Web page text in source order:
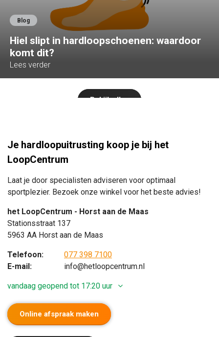
Blog
Hiel slipt in hardloopschoenen: waardoor
komt dit?
Lees verder
Bekijk alles
Je hardloopuitrusting koop je bij het
LoopCentrum
Laat je door specialisten adviseren voor optimaal
sportplezier. Bezoek onze winkel voor het beste advies!
het LoopCentrum - Horst aan de Maas
Stationsstraat 137
5963 AA Horst aan de Maas
Telefoon:
077 398 7100
E-mail:
info@hetloopcentrum.nl
vandaag geopend tot 17:20 uur
Online afspraak maken